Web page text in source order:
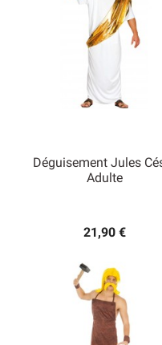
Déguisement Jules
Adulte
21,90 €